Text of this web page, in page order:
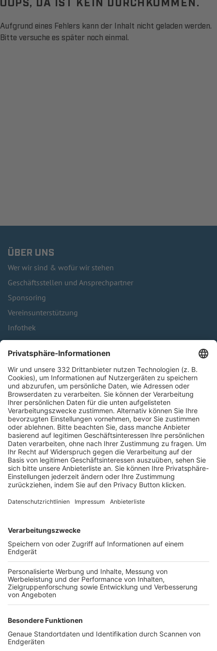
Aufgrund eines Fehlers kann der Inhalt nicht geladen werden.
Bitte versuche es später noch einmal.
ÜBER UNS
Wer wir sind & wofür wir stehen
Geschäftsstellen und Ansprechpartner
Sponsoring
Vereinsunterstützung
Infothek
Kontakt
HÄUFIG BESUCHTE SEITEN
Pässe und Vereinswechsel
Trainerausbildung
Schulungsangebot Vereinsmitarbeiter
BFV-Geschäftsstellen
Trainerbörse
Login SpielPlus
FOLGE DEM BFV
TOP-VEREINE
TOP-PARTNER